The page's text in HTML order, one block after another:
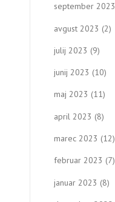
september 2023
avgust 2023 (2)
julij 2023 (9)
junij 2023 (10)
maj 2023 (11)
april 2023 (8)
marec 2023 (12)
februar 2023 (7)
januar 2023 (8)